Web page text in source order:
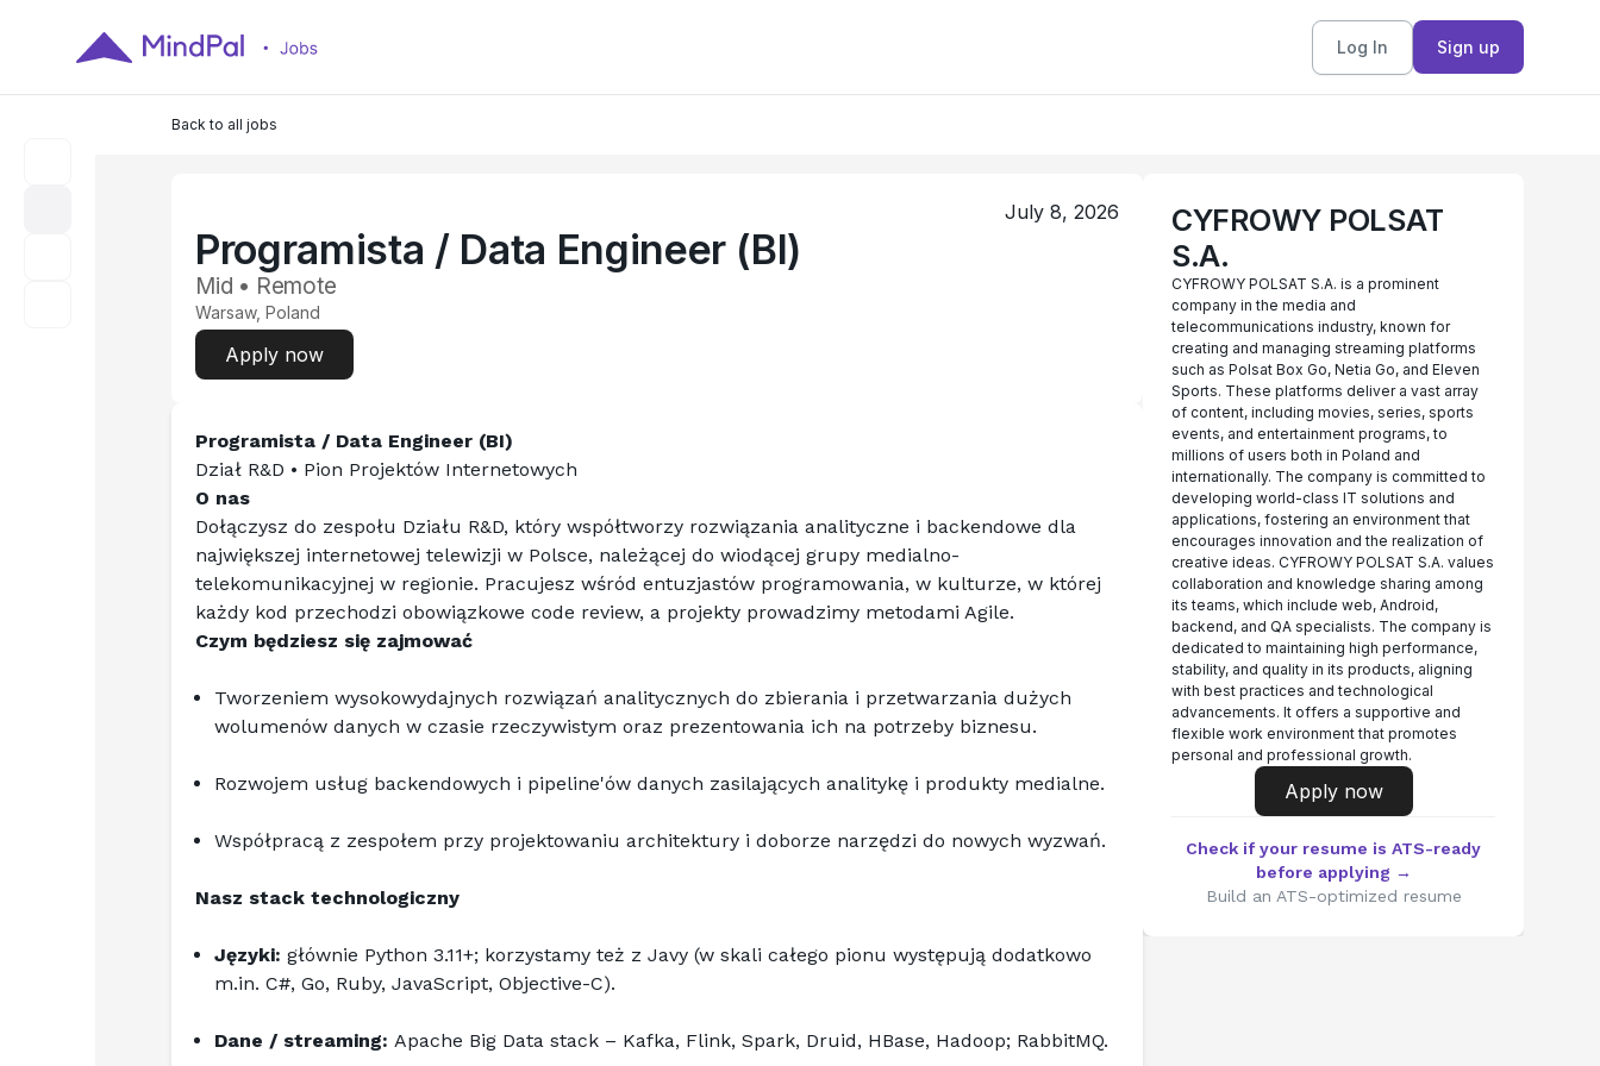
Log In Sign up
Back to all jobs
July 8, 2026
Programista / Data Engineer (BI)
Mid • Remote
Warsaw, Poland
Apply now
Programista / Data Engineer (BI)
Dział R&D • Pion Projektów Internetowych
O nas
Dołączysz do zespołu Działu R&D, który współtworzy rozwiązania analityczne i backendowe dla
największej internetowej telewizji w Polsce, należącej do wiodącej grupy medialno-
telekomunikacyjnej w regionie. Pracujesz wśród entuzjastów programowania, w kulturze, w której
każdy kod przechodzi obowiązkowe code review, a projekty prowadzimy metodami Agile.
Czym będziesz się zajmować
Tworzeniem wysokowydajnych rozwiązań analitycznych do zbierania i przetwarzania dużych
wolumenów danych w czasie rzeczywistym oraz prezentowania ich na potrzeby biznesu.
Rozwojem usług backendowych i pipeline'ów danych zasilających analitykę i produkty medialne.
Współpracą z zespołem przy projektowaniu architektury i doborze narzędzi do nowych wyzwań.
Nasz stack technologiczny
Języki:
m.in. C#, Go, Ruby, JavaScript, Objective-C).
Dane / streaming: Apache Big Data stack – Kafka, Flink, Spark, Druid, HBase, Hadoop; RabbitMQ.
CYFROWY POLSAT
S.A.
CYFROWY POLSAT S.A. is a prominent
company in the media and
telecommunications industry, known for
creating and managing streaming platforms
such as Polsat Box Go, Netia Go, and Eleven
Sports. These platforms deliver a vast array
of content, including movies, series, sports
events, and entertainment programs, to
millions of users both in Poland and
internationally. The company is committed to
developing world-class IT solutions and
applications, fostering an environment that
encourages innovation and the realization of
creative ideas. CYFROWY POLSAT S.A. values
collaboration and knowledge sharing among
its teams, which include web, Android,
backend, and QA specialists. The company is
dedicated to maintaining high performance,
stability, and quality in its products, aligning
with best practices and technological
advancements. It offers a supportive and
flexible work environment that promotes
personal and professional growth.
Apply now
Check if your resume is ATS-ready
before applying →
Build an ATS-optimized resume